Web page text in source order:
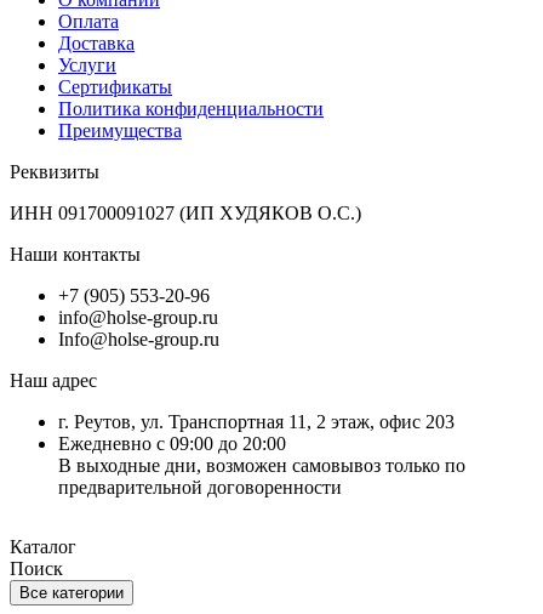
Оплата
Доставка
Услуги
Сертификаты
Политика конфиденциальности
Преимущества
Реквизиты
ИНН 091700091027 (ИП ХУДЯКОВ О.С.)
Наши контакты
+7 (905) 553-20-96
info@holse-group.ru
Info@holse-group.ru
Наш адрес
г. Реутов, ул. Транспортная 11, 2 этаж, офис 203
Ежедневно с 09:00 до 20:00
В выходные дни, возможен самовывоз только по
предварительной договоренности
Каталог
Поиск
Все категории